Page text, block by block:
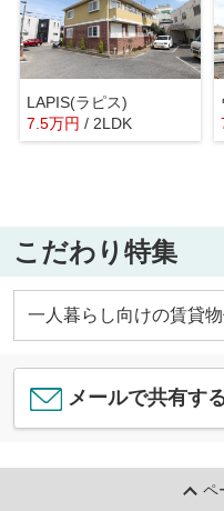
LAPIS(ラピス)
7.5万円 / 2LDK
こだわり特集
一人暮らし向けの賃貸物
メールで共有す
ペ